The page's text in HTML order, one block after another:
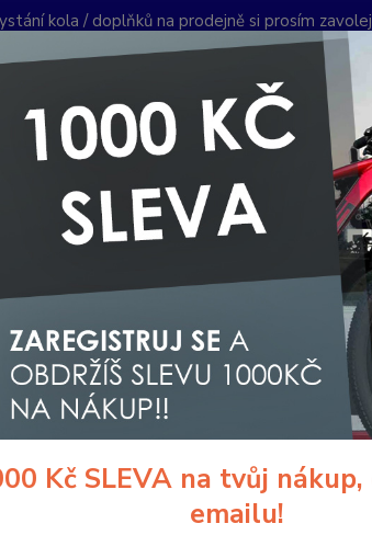
kola / doplňků na prodejně si prosím
Kontakty Ochrana soukromí
Hledat
na kolo Gripy a omotávky Gripy
Gripy Chunky
Kč SLEVA na tvůj
emailu!